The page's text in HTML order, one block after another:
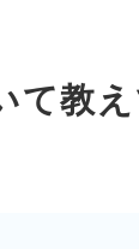
て教